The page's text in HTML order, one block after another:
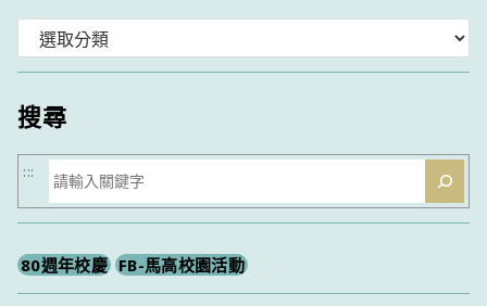
類
搜尋
搜
尋
:::
80週年校慶 FB-馬高校園活動